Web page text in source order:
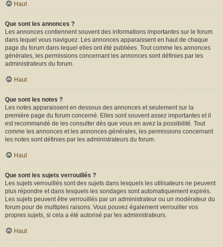
Haut
Que sont les annonces ?
Les annonces contiennent souvent des informations importantes sur le forum
dans lequel vous naviguez. Les annonces apparaissent en haut de chaque
page du forum dans lequel elles ont été publiées. Tout comme les annonces
générales, les permissions concernant les annonces sont définies par les
administrateurs du forum.
Haut
Que sont les notes ?
Les notes apparaissent en dessous des annonces et seulement sur la
première page du forum concerné. Elles sont souvent assez importantes et il
est recommandé de les consulter dès que vous en avez la possibilité. Tout
comme les annonces et les annonces générales, les permissions concernant
les notes sont définies par les administrateurs du forum.
Haut
Que sont les sujets verrouillés ?
Les sujets verrouillés sont des sujets dans lesquels les utilisateurs ne peuvent
plus répondre et dans lesquels les sondages sont automatiquement expirés.
Les sujets peuvent être verrouillés par un administrateur ou un modérateur du
forum pour de multiples raisons. Vous pouvez également verrouiller vos
propres sujets, si cela a été autorisé par les administrateurs.
Haut